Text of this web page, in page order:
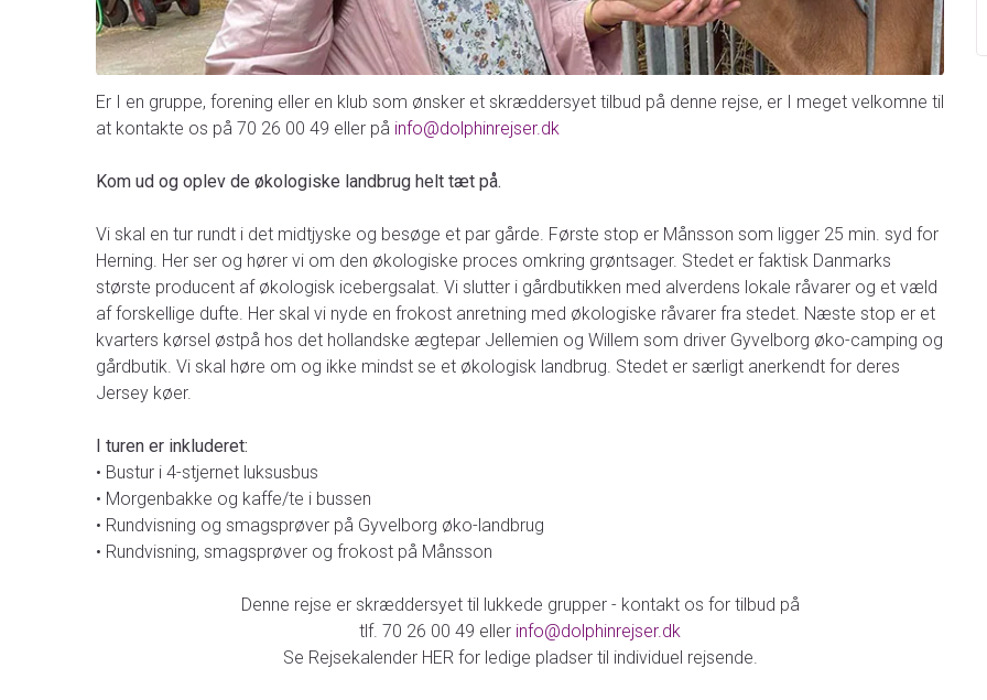
Er I en gruppe, forening eller en klub som ønsker et skræddersyet tilbud på denne rejse, er I meget velkomne til
at kontakte os på 70 26 00 49 eller på info@dolphinrejser.dk
Kom ud og oplev de økologiske landbrug helt tæt på.
Vi skal en tur rundt i det midtjyske og besøge et par gårde. Første stop er Månsson som ligger 25 min. syd for
Herning. Her ser og hører vi om den økologiske proces omkring grøntsager. Stedet er faktisk Danmarks
største producent af økologisk icebergsalat. Vi slutter i gårdbutikken med alverdens lokale råvarer og et væld
af forskellige dufte. Her skal vi nyde en frokost anretning med økologiske råvarer fra stedet. Næste stop er et
kvarters kørsel østpå hos det hollandske ægtepar Jellemien og Willem som driver Gyvelborg øko-camping og
gårdbutik. Vi skal høre om og ikke mindst se et økologisk landbrug. Stedet er særligt anerkendt for deres
Jersey køer.
I turen er inkluderet:
• Bustur i 4-stjernet luksusbus
• Morgenbakke og kaffe/te i bussen
• Rundvisning og smagsprøver på Gyvelborg øko-landbrug
• Rundvisning, smagsprøver og frokost på Månsson
Denne rejse er skræddersyet til lukkede grupper - kontakt os for tilbud på
tlf. 70 26 00 49 eller info@dolphinrejser.dk
Se Rejsekalender HER for ledige pladser til individuel rejsende.